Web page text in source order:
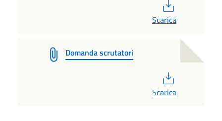
Scarica
Domanda scrutatori
Scarica